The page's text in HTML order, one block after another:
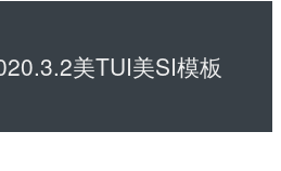
美TUI美SI模板